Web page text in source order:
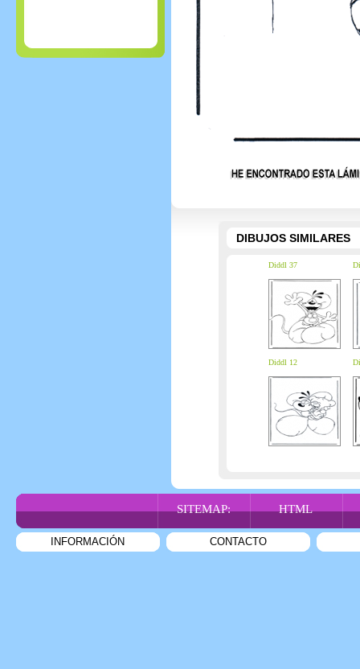
DIBUJOS SIMILARES
Diddl 37
Diddl 12
SITEMAP: HTML
INFORMACIÓN CONTACTO